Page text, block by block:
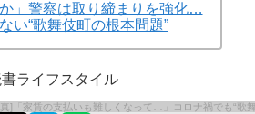
」警察は取り締まりを強化…
い“歌舞伎町の根本問題”
ライフスタイル
真]「家賃の支払いも難しくなって…」コロナ禍でも“歌